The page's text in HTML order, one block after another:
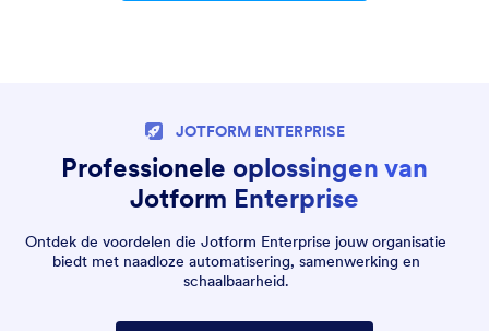
JOTFORM ENTERPRISE
Professionele oplossingen van
Jotform Enterprise
Ontdek de voordelen die Jotform Enterprise jouw organisatie
biedt met naadloze automatisering, samenwerking en
schaalbaarheid.